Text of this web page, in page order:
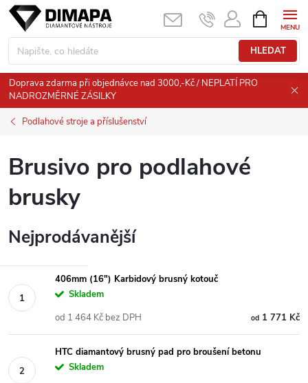
Přejít
obsah
HLEDAT
NÁKUPNÍ
KOŠÍK
Doprava zdarma při objednávce nad 3000,-Kč / NEPLATÍ PRO
NADROZMĚRNÉ ZÁSILKY
Podlahové stroje a příslušenství
Brusivo pro podlahové
brusky
Nejprodávanější
406mm (16") Karbidový brusný kotouč
Skladem
od1 771 Kč
od 1 464 Kč bez DPH
HTC diamantový brusný pad pro broušení betonu
Skladem